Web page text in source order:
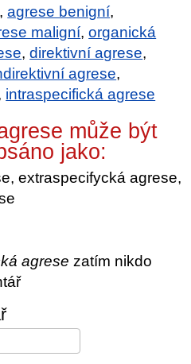
,agrese benigní,
maligní,organická
,direktivní agrese,
agrese,
intraspecifická agrese
může být
jako:
extraspecifycká agrese,
agrese zatím nikdo